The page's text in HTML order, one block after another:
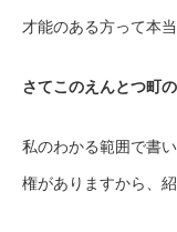
才能のある方って本
さてこのえんとつ町
私のわかる範囲で書
権がありますから、